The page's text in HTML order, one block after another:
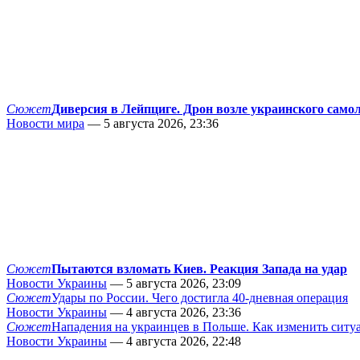
СюжетДиверсия в Лейпциге. Дрон возле украинского
Новости мира — 5 августа 2026, 23:36
СюжетПытаются взломать Киев. Реакция Запада на удар
Новости Украины — 5 августа 2026, 23:09
СюжетУдары по России. Чего достигла 40-дневная операция
Новости Украины — 4 августа 2026, 23:36
СюжетНападения на украинцев в Польше. Как изменить
Новости Украины — 4 августа 2026, 22:48